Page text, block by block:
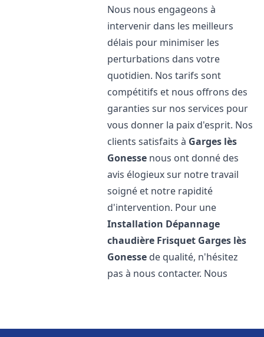
Nous nous engageons à
intervenir dans les meilleurs
délais pour minimiser les
perturbations dans votre
quotidien. Nos tarifs sont
compétitifs et nous offrons des
garanties sur nos services pour
vous donner la paix d'esprit. Nos
clients satisfaits à Garges lès
Gonesse nous ont donné des
avis élogieux sur notre travail
soigné et notre rapidité
d'intervention. Pour une
Installation Dépannage
chaudière Frisquet Garges lès
Gonesse de qualité, n'hésitez
pas à nous contacter. Nous